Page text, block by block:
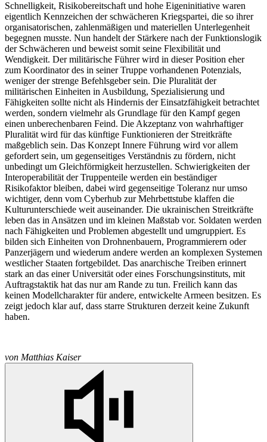
Schnelligkeit, Risikobereitschaft und hohe Eigeninitiative waren
eigentlich Kennzeichen der schwächeren Kriegspartei, die so ihrer
organisatorischen, zahlenmäßigen und materiellen Unter­legenheit
begegnen musste. Nun handelt der Stärkere nach der Funktionslogik
der Schwächeren und beweist somit seine Flexibilität und
Wendigkeit. Der militärische Führer wird in dieser Position eher
zum Koordinator des in seiner Truppe vorhandenen Potenzials,
weniger der strenge Befehlsgeber sein. Die Pluralität der
militärischen Einheiten in Ausbildung, Spezialisierung und
Fähigkeiten sollte nicht als Hindernis der Einsatzfähigkeit betrachtet
werden, sondern vielmehr als Grundlage für den Kampf gegen
einen unberechenbaren Feind. Die Akzeptanz von wahrhaftiger
Pluralität wird für das künftige Funktionieren der Streitkräfte
maßgeblich sein. Das Konzept Innere Führung wird vor allem
gefordert sein, um gegenseitiges Verständnis zu fördern, nicht
unbedingt um Gleichförmigkeit herzustellen. Schwierigkeiten der
Interoperabilität der Truppenteile werden ein beständiger
Risikofaktor bleiben, dabei wird gegenseitige Toleranz nur umso
wichtiger, denn vom Cyberhub zur Mehrbettstube klaffen die
Kulturunterschiede weit auseinander. Die ukrainischen Streitkräfte
leben das in Ansätzen und im kleinen Maßstab vor. Soldaten werden
nach Fähigkeiten und Problemen abgestellt und umgruppiert. Es
bilden sich Einheiten von Drohnenbauern, Programmierern oder
Panzerjägern und wiederum andere werden an komplexen Systemen
westlicher Staaten fortgebildet. Das anarchische Treiben erinnert
stark an das einer Universität oder eines Forschungsinstituts, mit
Auftragstaktik hat das nur am Rande zu tun. Freilich kann das
keinen Modellcharakter für andere, entwickelte Armeen besitzen. Es
zeigt jedoch klar auf, dass starre Strukturen derzeit keine Zukunft
haben.
von Matthias Kaiser